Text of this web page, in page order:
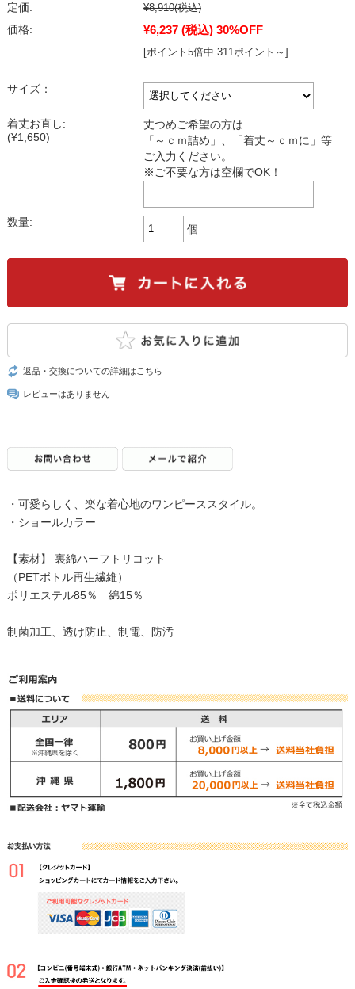
定価: ¥8,910(税込)
価格:
¥6,237 (税込) 30%OFF
[ポイント5倍中 311ポイント～]
サイズ：
着丈お直し:
(¥1,650)
丈つめご希望の方は
「～ｃｍ詰め」、「着丈～ｃｍに」等
ご入力ください。
※ご不要な方は空欄でOK！
数量:
個
返品・交換についての詳細はこちら
レビューはありません
・可愛らしく、楽な着心地のワンピーススタイル。
・ショールカラー
【素材】 裏綿ハーフトリコット
（PETボトル再生繊維）
ポリエステル85％ 綿15％
制菌加工、透け防止、制電、防汚